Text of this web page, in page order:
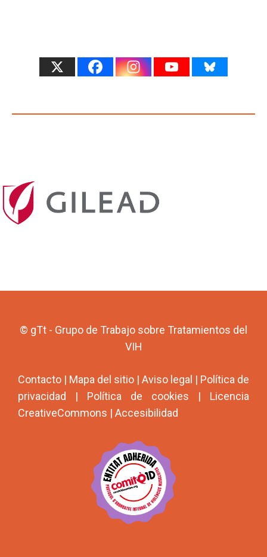
© gTt - Grupo de Trabajo sobre Tratamientos del
VIH
Contacto | Mapa del sitio | Aviso legal | Política de
privacidad | Política de cookies | Licencia
CreativeCommons | Accesibilidad